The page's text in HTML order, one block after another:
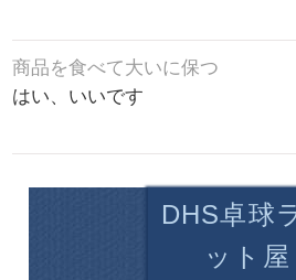
商品を食べて大いに保つ
はい、いいです
DHS卓球
ット屋